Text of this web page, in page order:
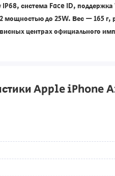
система Face ID,
мощностью до 25W. Вес — 165
центрах официального
Apple iPhone